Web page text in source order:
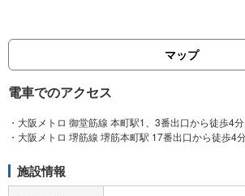
マップ
電車でのアクセス
・大阪メトロ 御堂筋線 本町駅1、3番出口から徒歩4分
施設情報